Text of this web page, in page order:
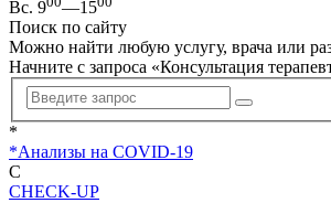
Вс. 9 —15
Поиск по сайту
Можно найти любую услугу, врача или
Начните с запроса «Консультация
*
*Анализы на COVID-19
C
CHECK-UP